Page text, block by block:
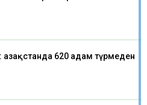
620 адам түрмеден